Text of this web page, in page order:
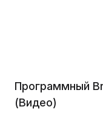
Программный
(Видео)